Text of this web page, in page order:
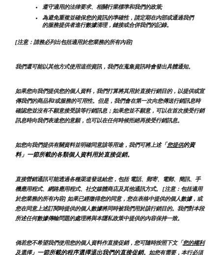
遵守適用的法律要求、相關行業標準和我們的政策;
為避免重複並確保您的資訊的準確性，請定期在內部或通過我們
的服務提供者進行數據清理，鏈接或合併我們的記錄。
[注意：請務必列出包括適用於您業務的所有內容]
我們還可能以其他方式使用這些資訊，我們在蒐集資訊時會發出具體通知。
如果您向我們提供您的個人資料，我們打算將其用於直接行銷目的，以提供或宣
傳我們的商品和/或服務的可用性。但是，我們會在第一次向您傳送行銷訊息時
確認您並沒有不願意接受該等行銷訊息；如果您並不願意，可以在首次接受行銷
訊息時向我們表達您的意願，也可以在任何時候拒絕再接受行銷訊息。
如您向我們提供有關資料並明確同意該等用途，我們可將上述「您提供的資
料」一節所載的各類個人資料用於直接促銷。
直接營銷通訊可能透過各種渠道發送給您，包括 電話、郵寄、電郵、簡訊、手
機應用程式、網路應用程式、社交媒體商店及其他通訊方式。 [注意：包括適用
於您業務的所有內容] 如果已經徵得您的同意，您在表格中提供的個人數據，或
您在同意上述訂閱時提供的個人數據將同時被我們用於該行銷目的。我們對本段
所述任何數據傳輸問題的處理將與本隱私政策中提供的內容保持一致。
倘若您不希望我們使用您的個人資料作直接促銷，您可隨時按照下文「您的權利
及選擇」一節所載的程序選擇退出我們的直接促銷。如您有需要，本行必須